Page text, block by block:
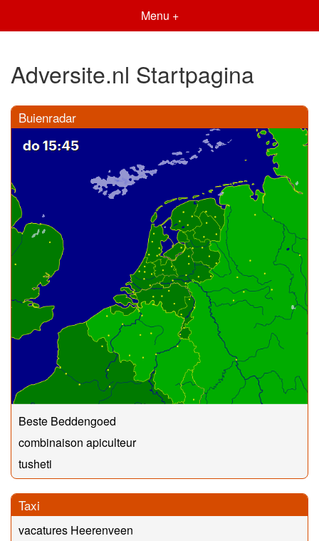
Menu +
Adversite.nl Startpagina
Buienradar
Beste Beddengoed
combinaison apiculteur
tusheti
Taxi
vacatures Heerenveen